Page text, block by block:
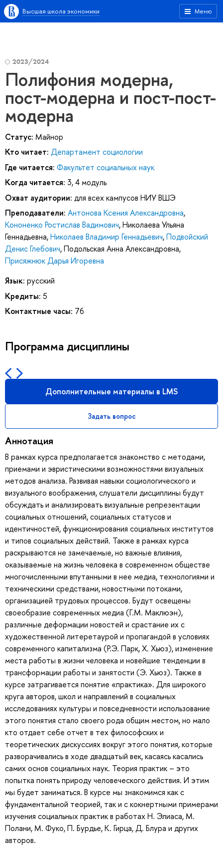
Меню
Высшая школа экономики
2023/2024
Полифония модерна,
пост-модерна и пост-пост-
модерна
Статус: Майнор
Кто читает: Департамент социологии
Где читается: Факультет социальных наук
Когда читается: 3, 4 модуль
Охват аудитории: для всех кампусов НИУ ВШЭ
Преподаватели: Антонова Ксения Александровна,
Кононенко Ростислав Вадимович,Николаева Ульяна
Геннадьевна,Николаев Владимир Геннадьевич,Подвойский
Денис Глебович,Подольская Анна Александровна,
Присяжнюк Дарья Игоревна
Язык: русский
Кредиты: 5
Контактные часы: 76
Программа дисциплины
Дополнительные материалы в LMS
Задать вопрос
Аннотация
В рамках курса предполагается знакомство с методами,
приемами и эвристическими возможностями визуальных
методов анализа. Развивая навыки социологического и
визуального воображения, слушатели дисциплины будут
обсуждать и анализировать визуальные репрезентации
социальных отношений, социальных статусов и
идентичностей, функционирования социальных институтов
и типов социальных действий. Также в рамках курса
раскрываются не замечаемые, но важные влияния,
оказываемые на жизнь человека в современном обществе
многочисленными впутанными в нее медиа, технологиями и
техническими средствами, новостными потоками,
организацией трудовых процессов. Будут освещены
своеобразие современных медиа (Г.М. Маклюэн),
различные деформации новостей и срастание их с
художественной литеретаурой и пропагандой в условиях
современного капитализма (Р.Э. Парк, Х. Хьюз), изменение
места работы в жизни человека и новейшие тенденции в
трансформации работы и занятости (Э. Хьюз). Также в
курсе затрагивается понятие «практика». Для широкого
круга авторов, школ и направлений в социальных
исследованиях культуры и повседневности использование
этого понятия стало своего рода общим местом, но мало
кто отдает себе отчет в тех философских и
теоретических дискуссиях вокруг этого понятия, которые
разворачивались в ходе двадцатый век, касаясь касались
самих основ социальных наук. Теория практик – это
попытка понять природу человеческого действия. И этим
мы будет заниматься. В курсе мы знакомимся как с
фундаментальной теорией, так и с кокнертными примерами
изучения социальных практик в работах Н. Элиаса, М.
Полани, М. Фуко, П. Бурдье, К. Гирца, Д. Блура и других
авторов.